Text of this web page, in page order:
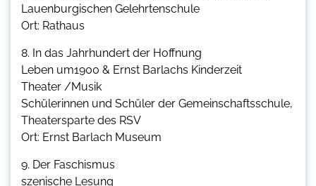
Lauenburgischen Gelehrtenschule
Ort: Rathaus
8. In das Jahrhundert der Hoffnung
Leben um1900 & Ernst Barlachs Kinderzeit
Theater /Musik
Schülerinnen und Schüler der Gemeinschaftsschule,
Theatersparte des RSV
Ort: Ernst Barlach Museum
9. Der Faschismus
szenische Lesung